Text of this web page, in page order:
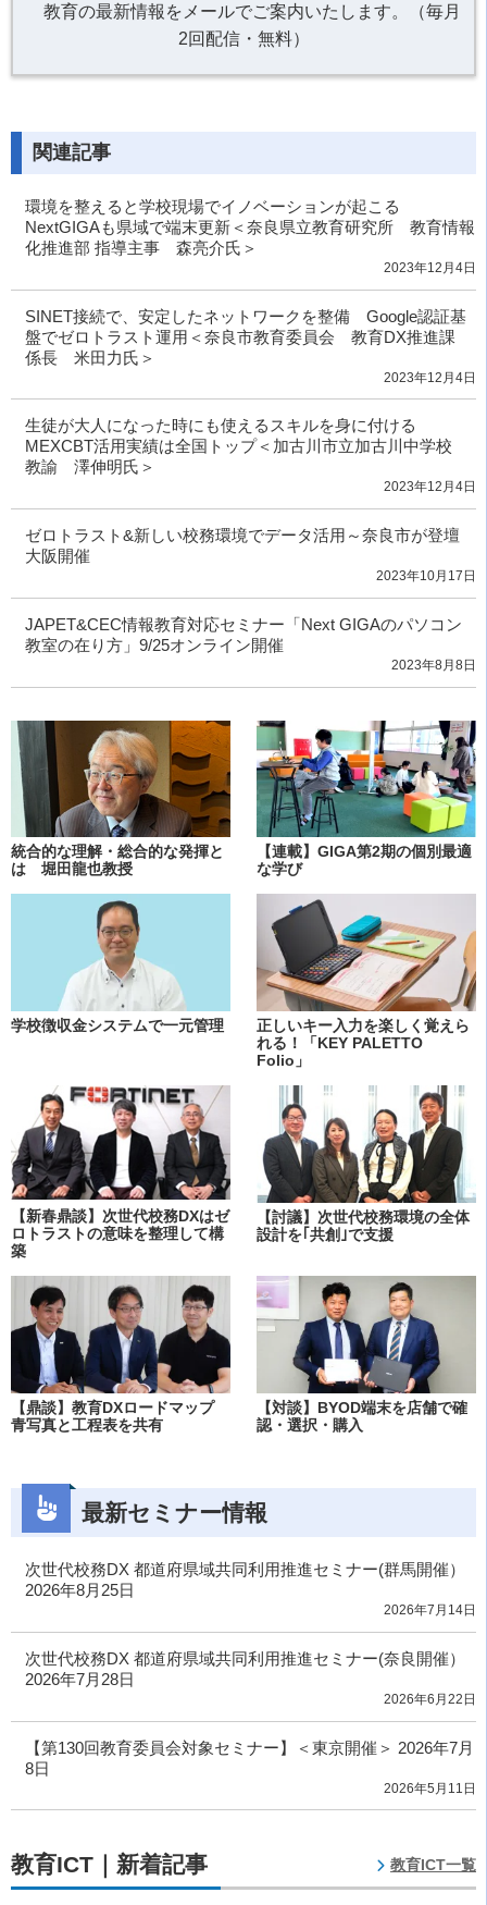
教育の最新情報をメールでご案内いたします。（毎月
2回配信・無料）
関連記事
環境を整えると学校現場でイノベーションが起こる
NextGIGAも県域で端末更新＜奈良県立教育研究所 教育情報
化推進部 指導主事 森亮介氏＞
2023年12月4日
SINET接続で、安定したネットワークを整備 Google認証基
盤でゼロトラスト運用＜奈良市教育委員会 教育DX推進課
係長 米田力氏＞
2023年12月4日
生徒が大人になった時にも使えるスキルを身に付ける
MEXCBT活用実績は全国トップ＜加古川市立加古川中学校
教諭 澤伸明氏＞
2023年12月4日
ゼロトラスト&新しい校務環境でデータ活用～奈良市が登壇
大阪開催
2023年10月17日
JAPET&CEC情報教育対応セミナー「Next GIGAのパソコン
教室の在り方」9/25オンライン開催
2023年8月8日
統合的な理解・総合的な発揮と
は 堀田龍也教授
【連載】GIGA第2期の個別最適
な学び
学校徴収金システムで一元管理
正しいキー入力を楽しく覚えら
れる！「KEY PALETTO
Folio」
【新春鼎談】次世代校務DXはゼ
ロトラストの意味を整理して構
築
【討議】次世代校務環境の全体
設計を｢共創｣で支援
【鼎談】教育DXロードマップ
青写真と工程表を共有
【対談】BYOD端末を店舗で確
認・選択・購入
最新セミナー情報
次世代校務DX 都道府県域共同利用推進セミナー(群馬開催）
2026年8月25日
2026年7月14日
次世代校務DX 都道府県域共同利用推進セミナー(奈良開催）
2026年7月28日
2026年6月22日
【第130回教育委員会対象セミナー】＜東京開催＞ 2026年7月
8日
2026年5月11日
教育ICT｜新着記事 教育ICT一覧